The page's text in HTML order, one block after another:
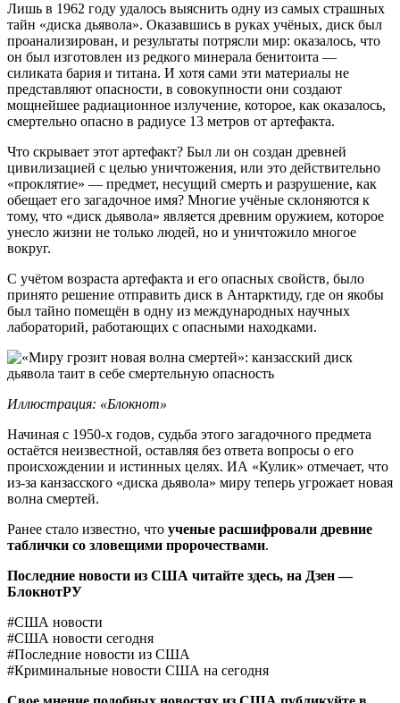
Лишь в 1962 году удалось выяснить одну из самых страшных
тайн «диска дьявола». Оказавшись в руках учёных, диск был
проанализирован, и результаты потрясли мир: оказалось, что
он был изготовлен из редкого минерала бенитоита —
силиката бария и титана. И хотя сами эти материалы не
представляют опасности, в совокупности они создают
мощнейшее радиационное излучение, которое, как оказалось,
смертельно опасно в радиусе 13 метров от артефакта.
Что скрывает этот артефакт? Был ли он создан древней
цивилизацией с целью уничтожения, или это действительно
«проклятие» — предмет, несущий смерть и разрушение, как
обещает его загадочное имя? Многие учёные склоняются к
тому, что «диск дьявола» является древним оружием, которое
унесло жизни не только людей, но и уничтожило многое
вокруг.
С учётом возраста артефакта и его опасных свойств, было
принято решение отправить диск в Антарктиду, где он якобы
был тайно помещён в одну из международных научных
лабораторий, работающих с опасными находками.
Иллюстрация: «Блокнот»
Начиная с 1950-х годов, судьба этого загадочного предмета
остаётся неизвестной, оставляя без ответа вопросы о его
происхождении и истинных целях. ИА «Кулик» отмечает, что
из-за канзасского «диска дьявола» миру теперь угрожает новая
волна смертей.
Ранее стало известно, что ученые расшифровали древние
таблички со зловещими пророчествами.
Последние новости из США читайте здесь, на Дзен —
БлокнотРУ
#США новости
#США новости сегодня
#Последние новости из США
#Криминальные новости США на сегодня
Пугающая